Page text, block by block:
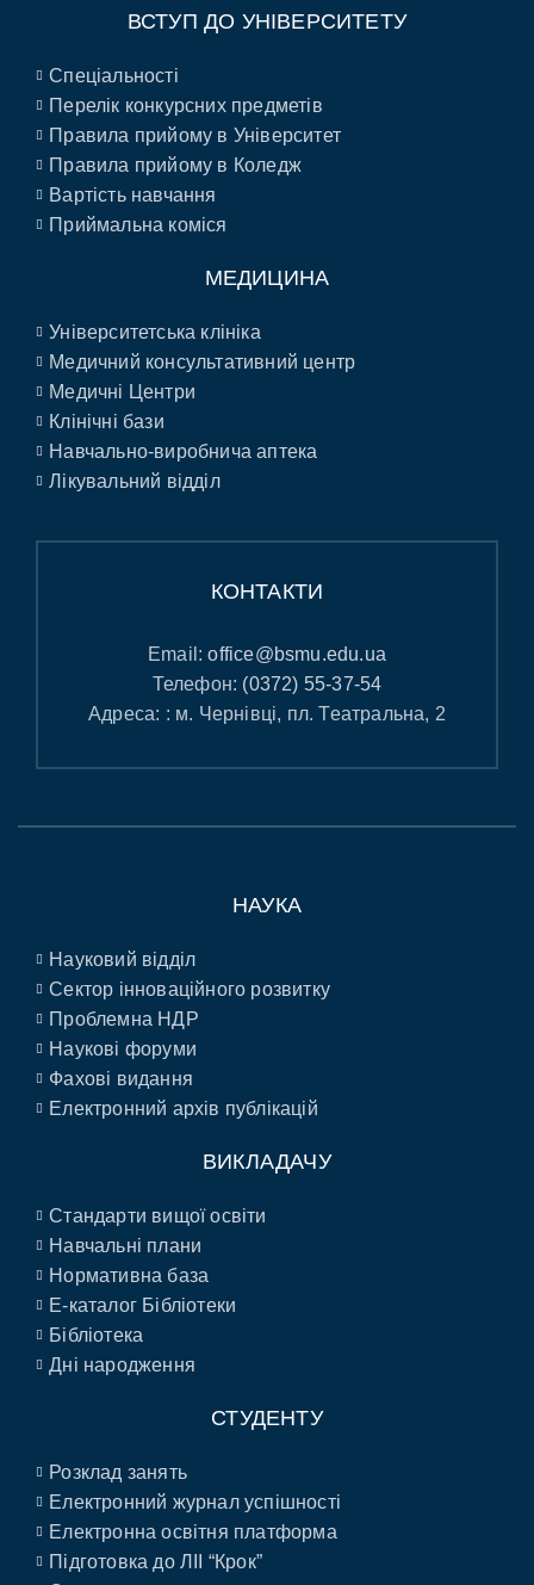
ВСТУП ДО УНІВЕРСИТЕТУ
Спеціальності
Перелік конкурсних предметів
Правила прийому в Університет
Правила прийому в Коледж
Вартість навчання
Приймальна коміся
МЕДИЦИНА
Університетська клініка
Медичний консультативний центр
Медичні Центри
Клінічні бази
Навчально-виробнича аптека
Лікувальний відділ
КОНТАКТИ
Email:office@bsmu.edu.ua
Телефон: (0372) 55-37-54
Адреса: : м. Чернівці, пл. Театральна, 2
НАУКА
Науковий відділ
Сектор інноваційного розвитку
Проблемна НДР
Наукові форуми
Фахові видання
Електронний архів публікацій
ВИКЛАДАЧУ
Стандарти вищої освіти
Навчальні плани
Нормативна база
E-каталог Бібліотеки
Бібліотека
Дні народження
СТУДЕНТУ
Розклад занять
Електронний журнал успішності
Електронна освітня платформа
Підготовка до ЛІІ “Крок”